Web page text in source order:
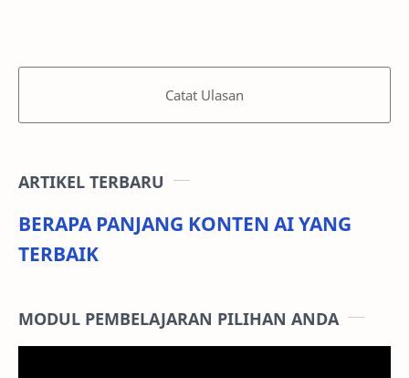
Catat Ulasan
ARTIKEL TERBARU
BERAPA PANJANG KONTEN AI YANG
TERBAIK
MODUL PEMBELAJARAN PILIHAN ANDA